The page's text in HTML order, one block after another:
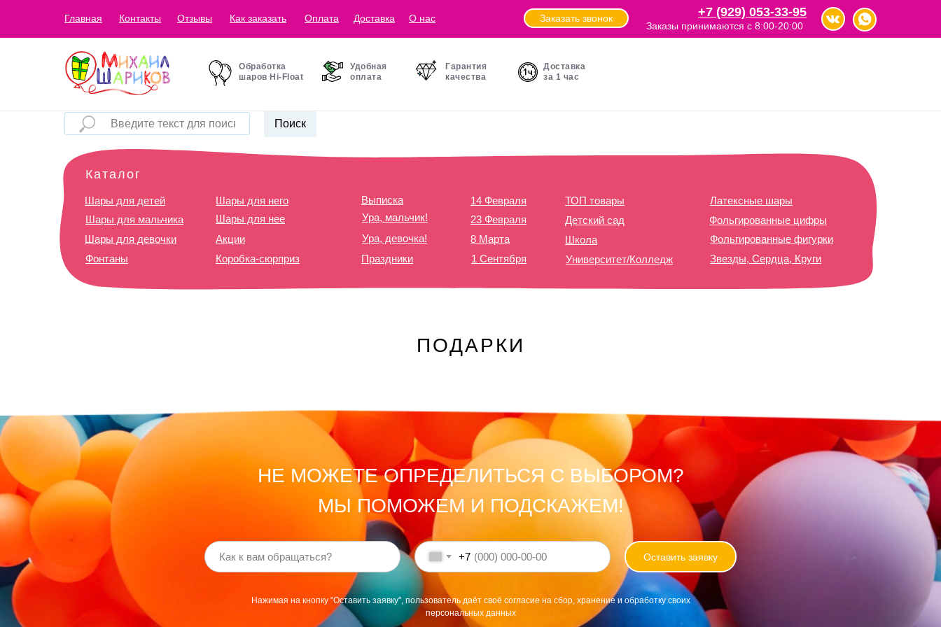
Главная Контакты Отзывы Как заказать Оплата Доставка Заказать звонок
Заказы принимаются с 8:00-20:00
Обработка
шаров Hi-Float
Удобная
оплата
Гарантия
качества
Доставка
за 1 час
+7 (929) 053-33-95
О нас
Поиск
Каталог
Шары для мальчика
Шары для него
Шары для нее
Выписка
Коробка-сюрприз
Акции
Фонтаны
Шары для девочки
Шары для детей
Ура, мальчик!
ТОП товары
Детский сад
Школа
Университет/Колледж
Латексные шары
Фольгированные цифры
Фольгированные фигурки
Звезды, Сердца, Круги
Ура, девочка!
Праздники
14 Февраля
23 Февраля
8 Марта
1 Сентября
ПОДАРКИ
НЕ МОЖЕТЕ ОПРЕДЕЛИТЬСЯ С ВЫБОРОМ?
МЫ ПОМОЖЕМ И ПОДСКАЖЕМ!
+7 Оставить заявку
Нажимая на кнопку "Оставить заявку", пользователь даёт своё согласие на сбор, хранение и обработку своих
персональных данных